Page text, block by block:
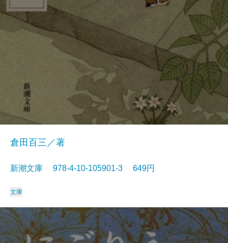
倉田百三／著
新潮文庫 978-4-10-105901-3 649円
文庫